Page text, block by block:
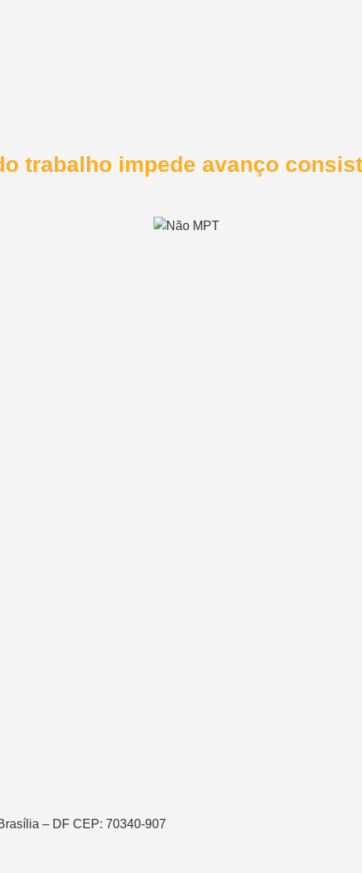
trabalho impede avanço
– DF CEP: 70340-907